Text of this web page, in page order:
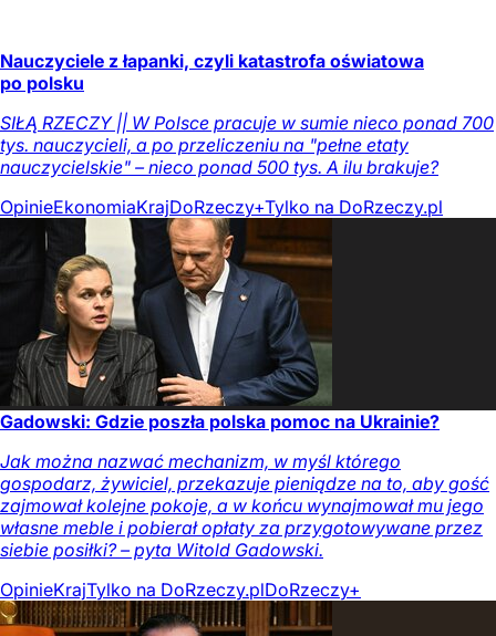
Nauczyciele z łapanki, czyli katastrofa oświatowa
po polsku
SIŁĄ RZECZY || W Polsce pracuje w sumie nieco ponad 700
tys. nauczycieli, a po przeliczeniu na "pełne etaty
nauczycielskie" – nieco ponad 500 tys. A ilu brakuje?
OpinieEkonomiaKrajDoRzeczy+Tylko na DoRzeczy.pl
Gadowski: Gdzie poszła polska pomoc na Ukrainie?
Jak można nazwać mechanizm, w myśl którego
gospodarz, żywiciel, przekazuje pieniądze na to, aby gość
zajmował kolejne pokoje, a w końcu wynajmował mu jego
własne meble i pobierał opłaty za przygotowywane przez
siebie posiłki? – pyta Witold Gadowski.
OpinieKrajTylko na DoRzeczy.plDoRzeczy+